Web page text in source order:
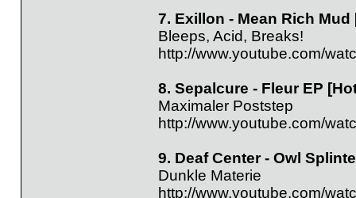
7. Exillon - Mean Rich
Bleeps, Acid, Breaks!
http://www.youtube.com/
8. Sepalcure - Fleur EP
Maximaler Poststep
http://www.youtube.com/
9. Deaf Center - Owl
Dunkle Materie
http://www.youtube.com/